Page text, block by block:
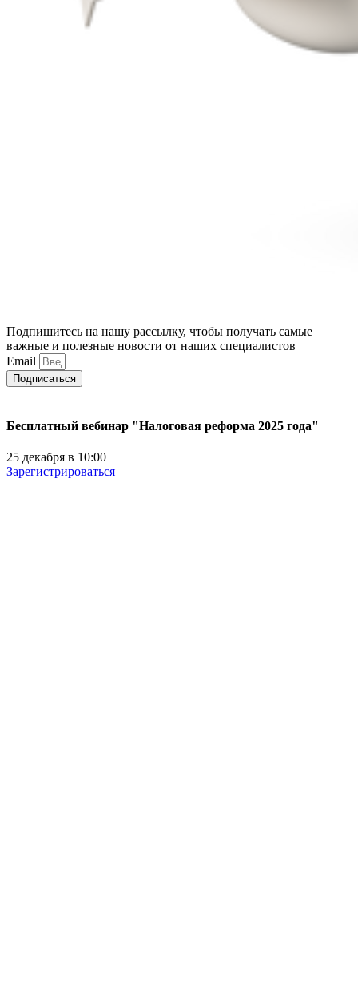
Подпишитесь на нашу рассылку, чтобы получать самые
важные и полезные новости от наших специалистов
Email
Подписаться
Бесплатный вебинар "Налоговая реформа 2025 года"
25 декабря в 10:00
Зарегистрироваться